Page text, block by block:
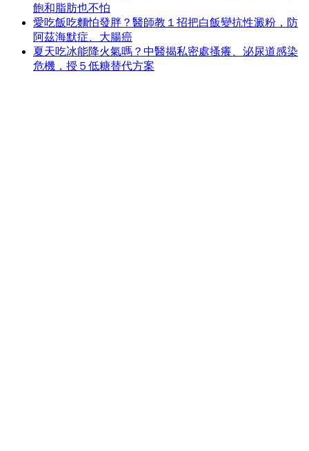
飽和脂肪也不怕
愛吃飯吃麵怕發胖？醫師教１招把白飯變抗性澱粉，防
阿茲海默症、大腸癌
夏天吃冰能降火氣嗎？中醫揭私密處搔癢、泌尿道感染
危機，授５低糖替代方案